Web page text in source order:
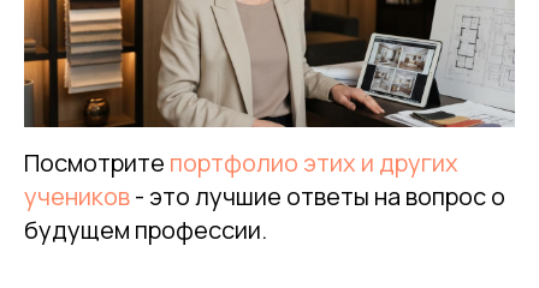
Посмотрите портфолио этих и других
учеников- это лучшие ответы на вопрос о
будущем профессии.